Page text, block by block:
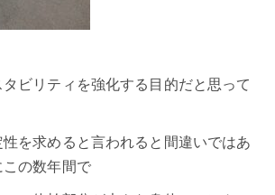
ビリティを強化する目的だと思って
を求めると言われると間違いではあ
この数年間で